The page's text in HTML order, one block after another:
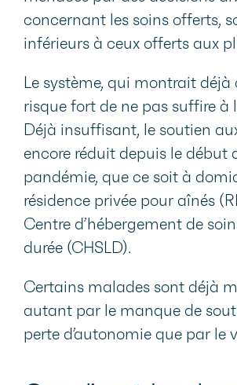
concernant les soins offerts,
inférieurs à ceux offerts aux
Le système, qui montrait déjà
risque fort de ne pas suffire à
Déjà insuffisant, le soutien
encore réduit depuis le début
pandémie, que ce soit à
résidence privée pour aînés
Centre d’hébergement de
durée (CHSLD).
Certains malades sont déjà
autant par le manque de
perte d’autonomie que par le